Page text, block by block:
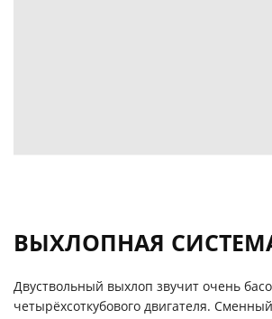
ВЫХЛОПНАЯ
Двуствольный выхлоп звучит очень
четырёхсоткубового двигателя.